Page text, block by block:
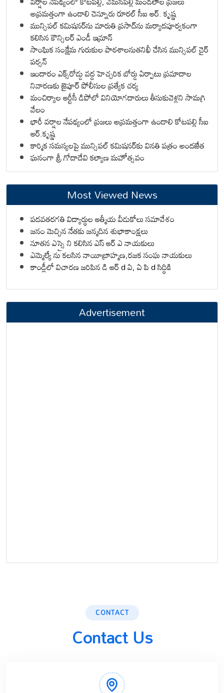
అప్రమత్తంగా ఉండాలి చెన్నూరు రూరల్ సీఐ ఆర్. కృష్ణ
మున్సిపల్ కమిషనర్‌ను మారుతి ప్రసాద్‌ను మర్యాదపూర్వకంగా
కలిసిన కౌన్సిలర్ ఎండీ ఇమ్రాన్ ​
సాంఘిక సంక్షేమ గురుకుల పాఠశాలనుతనిఖీ చేసిన మున్సిపల్ చైర్
పర్సన్
ఇందారం ఎక్స్‌రోడ్డు వద్ద హెచ్చరిక బోర్డు ఏర్పాటు ప్రమాదాల
నివారణకు జైపూర్ పోలీసుల ప్రత్యేక చర్య
మంచిర్యాల ఆర్టీసీ డిపోలో వినియోగదారులు తీసుకువెళ్లని సామగ్రి
వేలం
భారీ వర్షాల నేపథ్యంలో ప్రజలు అప్రమత్తంగా ఉండాలి కోటపల్లి సీఐ
ఆర్.కృష్ణ
కార్మిక సమస్యలపై మున్సిపల్ కమిషనర్‌కు వినతి పత్రం అందజేత
ఘనంగా శ్రీ గోదాదేవి కల్యాణ మహోత్సవం
Most Viewed News
పదవతరగతి విద్యార్థుల ఆత్మీయ వీడుకోలు సమావేశం
జనం మెచ్చిన నేతకు జన్మదిన శుభాకాంక్షలు
నూతన ఎస్సై ని కలిసిన ఎస్ ఆర్ ఎ నాయకులు
ఎమ్మెల్యే ను కలసిన నాయీబ్రాహ్మణ,రజక సంఘ నాయకులు
కాండ్లీలో విచారణ జరిపిన డి ఆర్ d ఏ, ఏ పి d సిద్ధికి
Advertisement
CONTACT
Contact Us